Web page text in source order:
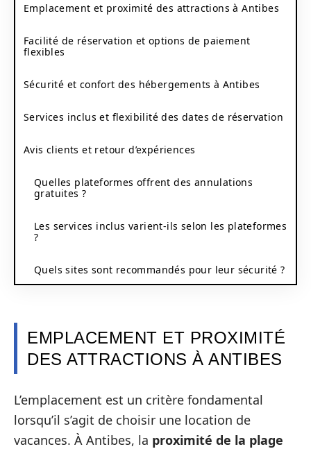
Emplacement et proximité des attractions à Antibes
Facilité de réservation et options de paiement
flexibles
Sécurité et confort des hébergements à Antibes
Services inclus et flexibilité des dates de réservation
Avis clients et retour d’expériences
Quelles plateformes offrent des annulations
gratuites ?
Les services inclus varient-ils selon les plateformes
?
Quels sites sont recommandés pour leur sécurité ?
EMPLACEMENT ET PROXIMITÉ
DES ATTRACTIONS À ANTIBES
L’emplacement est un critère fondamental
lorsqu’il s’agit de choisir une location de
vacances. À Antibes, la proximité de la plage